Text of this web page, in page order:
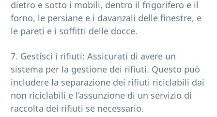
dietro e sotto i mobili, dentro il frigorifero e il
forno, le persiane e i davanzali delle finestre, e
le pareti e i soffitti delle docce.
7. Gestisci i rifiuti: Assicurati di avere un
sistema per la gestione dei rifiuti. Questo può
includere la separazione dei rifiuti riciclabili dai
non riciclabili e l’assunzione di un servizio di
raccolta dei rifiuti se necessario.